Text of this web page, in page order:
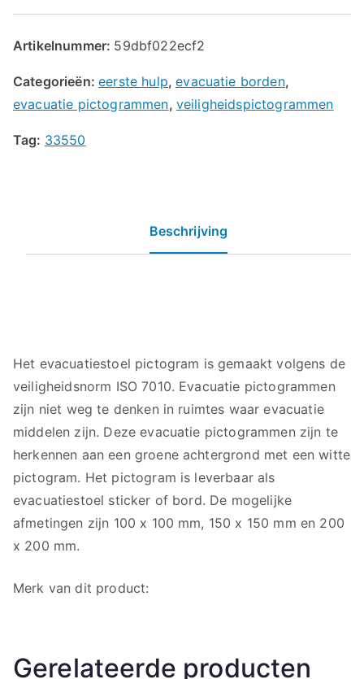
Artikelnummer: 59dbf022ecf2
Categorieën:eerste hulp,evacuatie borden,
evacuatie pictogrammen, veiligheidspictogrammen
Tag: 33550
Beschrijving
Het evacuatiestoel pictogram is gemaakt volgens de
veiligheidsnorm ISO 7010. Evacuatie pictogrammen
zijn niet weg te denken in ruimtes waar evacuatie
middelen zijn. Deze evacuatie pictogrammen zijn te
herkennen aan een groene achtergrond met een witte
pictogram. Het pictogram is leverbaar als
evacuatiestoel sticker of bord. De mogelijke
afmetingen zijn 100 x 100 mm, 150 x 150 mm en 200
x 200 mm.
Merk van dit product:
Gerelateerde producten